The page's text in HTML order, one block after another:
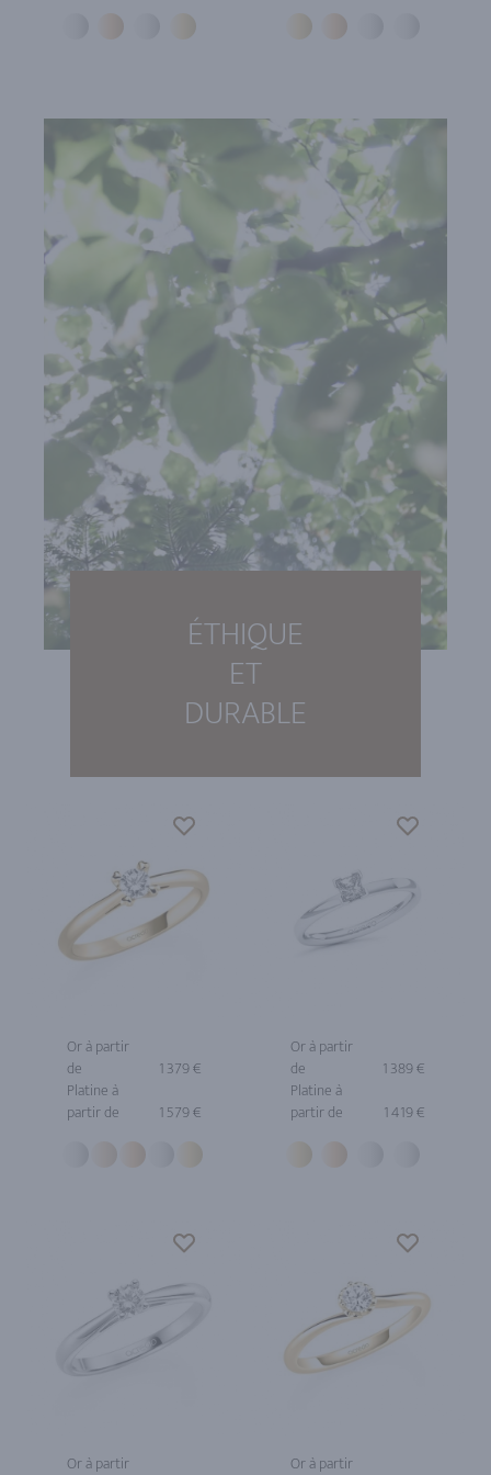
ÉTHIQUE
ET
DURABLE
Or à partir
de
1 379 €
Platine à
partir de
1 579 €
Or à partir
de
1 389 €
Platine à
partir de
1 419 €
Or à partir
Or à partir